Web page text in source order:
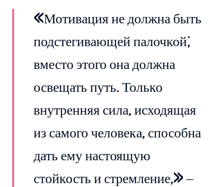
«Мотивация не должна быть
подстегивающей палочкой;
вместо этого она должна
освещать путь. Только
внутренняя сила, исходящая
из самого человека, способна
дать ему настоящую
стойкость и стремление,» –